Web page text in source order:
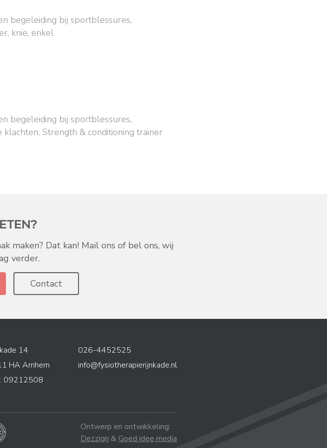
begeleiding bij sportblessures,
knie, enkel
begeleiding bij sportblessures,
klachten, Strength & conditioning trainer
maken? Dat kan! Mail ons of bel ons, wij
verder.
Contact
14
HA Arnhem
09212508
026-4452525
info@fysiotherapierijnkade.nl
Ontwerp en ontwikkeling:
Dezzign & Goed idee media